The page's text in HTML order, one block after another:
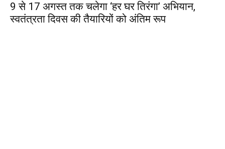
9 से 17 अगस्त तक चलेगा ‘हर घर तिरंगा’ अभियान,
स्वतंत्रता दिवस की तैयारियों को अंतिम रूप